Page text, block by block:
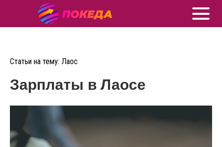
Статьи на тему: Лаос
Зарплаты в Лаосе